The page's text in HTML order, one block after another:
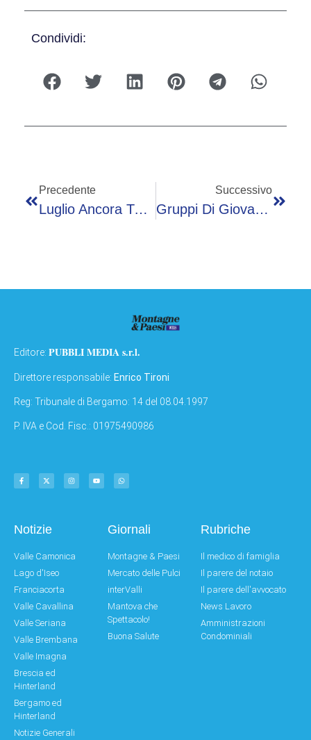
Condividi:
Precedente
Luglio Ancora Tutto Da Vivere A Sarnico
Successivo
Gruppi Di Giovani Che Inneggiano Al Nazismo Utilizzavano Internet Per Fare Proselitismo, Scopertyo Anche Un Bresciano
Editore: PUBBLI MEDIA s.r.l.
Direttore responsabile: Enrico Tironi
Reg: Tribunale di Bergamo: 14 del 08.04.1997
P. IVA e Cod. Fisc.: 01975490986
Notizie
Valle Camonica
Lago d'Iseo
Franciacorta
Valle Cavallina
Valle Seriana
Valle Brembana
Valle Imagna
Brescia ed
Hinterland
Bergamo ed
Hinterland
Notizie Generali
Giornali
Montagne & Paesi
Mercato delle Pulci
interValli
Mantova che
Spettacolo!
Buona Salute
Rubriche
Il medico di famiglia
Il parere del notaio
Il parere dell'avvocato
News Lavoro
Amministrazioni
Condominiali